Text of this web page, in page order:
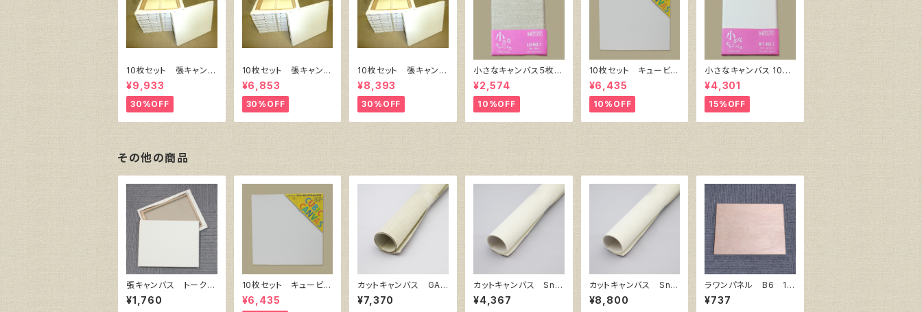
10枚セット 張キャンバ
ス SnowWhite SPC
（綿・ポリエステル）F8
455㎜×380㎜
¥9,933
30%OFF
10枚セット 張キャンバ
ス SnowWhite SPC
（綿・ポリエステル）F4
333㎜×242㎜
¥6,853
30%OFF
10枚セット 張キャンバ
ス SnowWhite SPC
（綿・ポリエステル）F6
410㎜×318㎜
¥8,393
30%OFF
小さなキャンバス５枚セ
ット（麻キャンバス裏面
張り）
¥2,574
10%OFF
10枚セット キュービッ
ク・キャンバス白（縦150
㎜×横150㎜×厚38㎜）
¥6,435
10%OFF
小さなキャンバス 10枚
セット（ホワイト塗りキャ
ンバス張り）
¥4,301
15%OFF
その他の商品
張キャンバス トーク
ロ イエロー 6号
¥1,760
10枚セット キュービッ
ク・キャンバス白（縦150
㎜×横150㎜×厚38㎜）
¥6,435
カットキャンバス GAE
RA F S40
¥7,370
カットキャンバス Sno
w White SPC F50
¥4,367
カットキャンバス Sno
w White SPC F10
0
¥8,800
ラワンパネル B6 18
2㎜×128㎜
¥737